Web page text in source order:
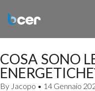
COSA SONO
By Jacopo • 14 Gennaio